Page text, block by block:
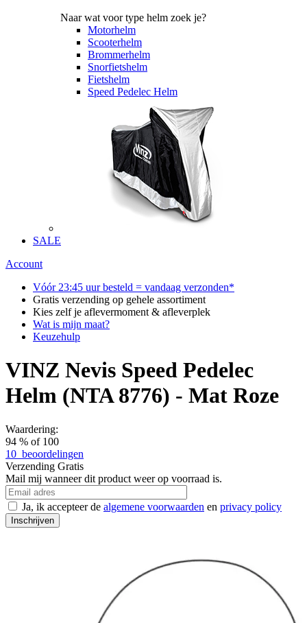
Naar wat voor type helm zoek je?
Motorhelm
Scooterhelm
Brommerhelm
Snorfietshelm
Fietshelm
Speed Pedelec Helm
SALE
Account
Vóór 23:45 uur besteld = vandaag verzonden*
Gratis verzending op gehele assortiment
Kies zelf je aflevermoment & afleverplek
Wat is mijn maat?
Keuzehulp
VINZ Nevis Speed Pedelec
Helm (NTA 8776) - Mat Roze
Waardering:
94 % of 100
10 beoordelingen
Verzending Gratis
Mail mij wanneer dit product weer op voorraad is.
Ja, ik accepteer de algemene voorwaarden en privacy policy
Inschrijven